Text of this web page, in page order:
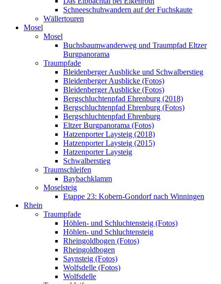
Schneeschuhwandern auf der Fuchskaute
Wällertouren
Mosel
Mosel
Buchsbaumwanderweg und Traumpfad Eltzer
Burgpanorama
Traumpfade
Bleidenberger Ausblicke und Schwalberstieg
Bleidenberger Ausblicke (Fotos)
Bleidenberger Ausblicke (Fotos)
Bergschluchtenpfad Ehrenburg (2018)
Bergschluchtenpfad Ehrenburg (Fotos)
Bergschluchtenpfad Ehrenburg
Eltzer Burgpanorama (Fotos)
Hatzenporter Laysteig (2018)
Hatzenporter Laysteig (2015)
Hatzenporter Laysteig
Schwalberstieg
Traumschleifen
Baybachklamm
Moselsteig
Etappe 23: Kobern-Gondorf nach Winningen
Rhein
Traumpfade
Höhlen- und Schluchtensteig (Fotos)
Höhlen- und Schluchtensteig
Rheingoldbogen (Fotos)
Rheingoldbogen
Saynsteig (Fotos)
Wolfsdelle (Fotos)
Wolfsdelle